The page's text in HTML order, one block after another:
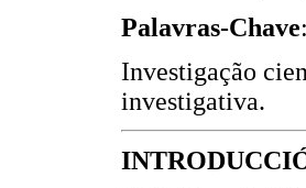
Palavras-Chave:
Investigação
investigativa.